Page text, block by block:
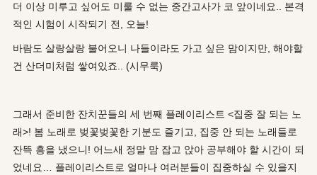
더 이상 미루고 싶어도 미룰 수 없는 중간고사가 코 앞이네요.. 본격
적인 시험이 시작되기 전, 오늘!
바람도 살랑살랑 불어오니 나들이라도 가고 싶은 맘이지만, 해야할
건 산더미처럼 쌓여있죠.. (시무룩)
그래서 준비한 잔치꾼들의 세 번째 플레이리스트 <집중 잘 되는 노
래>! 봄 노래로 벚꽃벚꽃한 기분도 즐기고, 집중 안 되는 노래들로
잔뜩 흥을 냈으니! 어느새 정말 맘 잡고 앉아 공부해야 할 시간이 되
었네요… 플레이리스트로 얼마나 여러분들이 집중하실 수 있을지